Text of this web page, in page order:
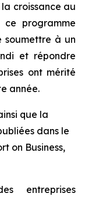
croissance au
programme
soumettre à un
et répondre
ont mérité
année.
que la
dans le
on Business,
entreprises